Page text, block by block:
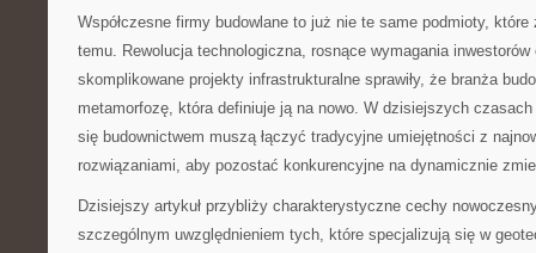
Współczesne firmy budowlane to już nie te same podmioty,
temu. Rewolucja technologiczna, rosnące wymagania
skomplikowane projekty infrastrukturalne sprawiły, że branża
metamorfozę, która definiuje ją na nowo. W dzisiejszych
się budownictwem muszą łączyć tradycyjne umiejętności z
rozwiązaniami, aby pozostać konkurencyjne na dynamicznie
Dzisiejszy artykuł przybliży charakterystyczne cechy
szczególnym uwzględnieniem tych, które specjalizują się w